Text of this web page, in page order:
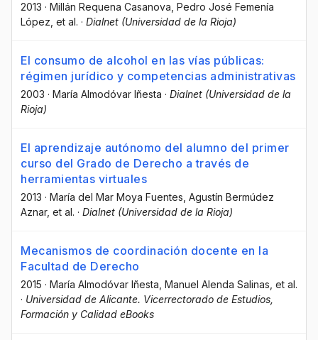
2013 · Millán Requena Casanova , Pedro José Femenía
López , et al. · Dialnet (Universidad de la Rioja)
El consumo de alcohol en las vías públicas:
régimen jurídico y competencias administrativas
2003 · María Almodóvar Iñesta · Dialnet (Universidad de la
Rioja)
El aprendizaje autónomo del alumno del primer
curso del Grado de Derecho a través de
herramientas virtuales
2013 · María del Mar Moya Fuentes , Agustín Bermúdez
Aznar, et al. · Dialnet (Universidad de la Rioja)
Mecanismos de coordinación docente en la
Facultad de Derecho
2015 · María Almodóvar Iñesta , Manuel Alenda Salinas , et al.
· Universidad de Alicante. Vicerrectorado de Estudios,
Formación y Calidad eBooks